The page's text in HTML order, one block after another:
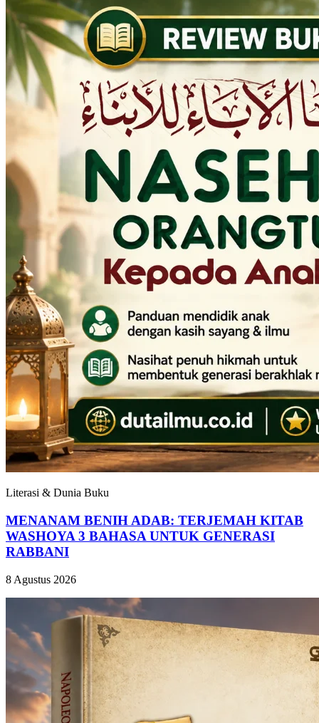
Literasi & Dunia Buku
MENANAM BENIH ADAB: TERJEMAH KITAB
WASHOYA 3 BAHASA UNTUK GENERASI
RABBANI
8 Agustus 2026